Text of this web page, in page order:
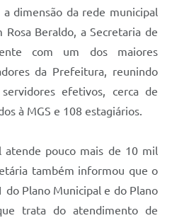
dimensão da rede municipal
Beraldo, a Secretaria de
com um dos maiores
da Prefeitura, reunindo
efetivos, cerca de
à MGS e 108 estagiários.
pouco mais de 10 mil
também informou que o
Plano Municipal e do Plano
trata do atendimento de